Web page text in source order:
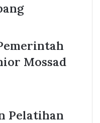
Mossad
Pelatihan